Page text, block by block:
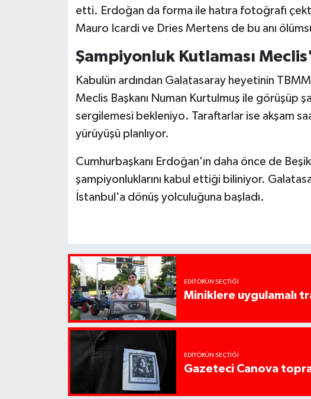
etti. Erdoğan da forma ile hatıra fotoğrafı
Mauro Icardi ve Dries Mertens de bu anı
Şampiyonluk Kutlaması
Kabulün ardından Galatasaray heyetinin
Meclis Başkanı Numan Kurtulmuş ile görüşüp
sergilemesi bekleniyo. Taraftarlar ise akşam
yürüyüşü planlıyor.
Cumhurbaşkanı Erdoğan'ın daha önce de
şampiyonluklarını kabul ettiği biliniyor.
İstanbul'a dönüş yolculuğuna başladı.
EDITÖRÜN SEÇTIĞI
Miniklere uygulamalı
EDITÖRÜN SEÇTIĞI
Gazeteci Canova